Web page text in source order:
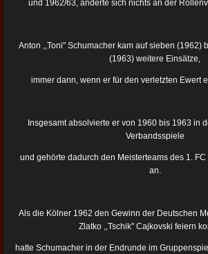
und 1962/63, änderte sich nichts an der
Anton ,,Toni" Schumacher kam auf sieben (1962)
(1963) weitere Einsätze,
immer dann, wenn er für den verletzten Ewert
Insgesamt absolvierte er von 1960 bis 1963 in
Verbandsspiele
und gehörte dadurch den Meisterteams des 1.
an.
Als die Kölner 1962 den Gewinn der Deutschen
Zlatko ,,Tschik" Cajkovski feiern
hatte Schumacher in der Endrunde im